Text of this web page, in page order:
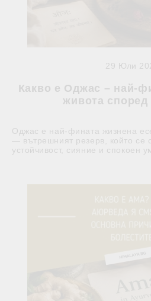
Какво е Оджас – най-
живота
29 Юли
Оджас е най-фината жизнена
— вътрешният резерв, който се
устойчивост, сияние и спокоен